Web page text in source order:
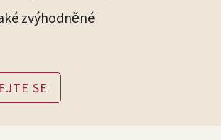
zvýhodněné
SE